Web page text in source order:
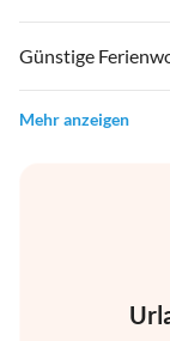
Günstige
Mehr anzeigen